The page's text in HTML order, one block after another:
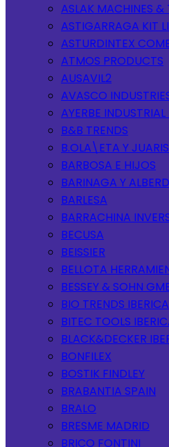
ASLAK MACHINES &
ASTIGARRAGA KIT
ASTURDINTEX
ATMOS PRODUCTS
AUSAVIL2
AVASCO
AYERBE
B&B TRENDS
B.OLA\ETA Y
BARBOSA E HIJOS
BARINAGA Y
BARLESA
BARRACHINA
BECUSA
BEISSIER
BELLOTA
BESSEY & SOHN
BIO TRENDS IBERICA
BITEC TOOLS
BLACK&DECKER
BONFILEX
BOSTIK FINDLEY
BRABANTIA SPAIN
BRALO
BRESME MADRID
BRICO FONTINI